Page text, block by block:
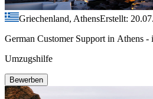
Griechenland, AthensErstellt:
German Customer Support in Athens -
Umzugshilfe
Bewerben